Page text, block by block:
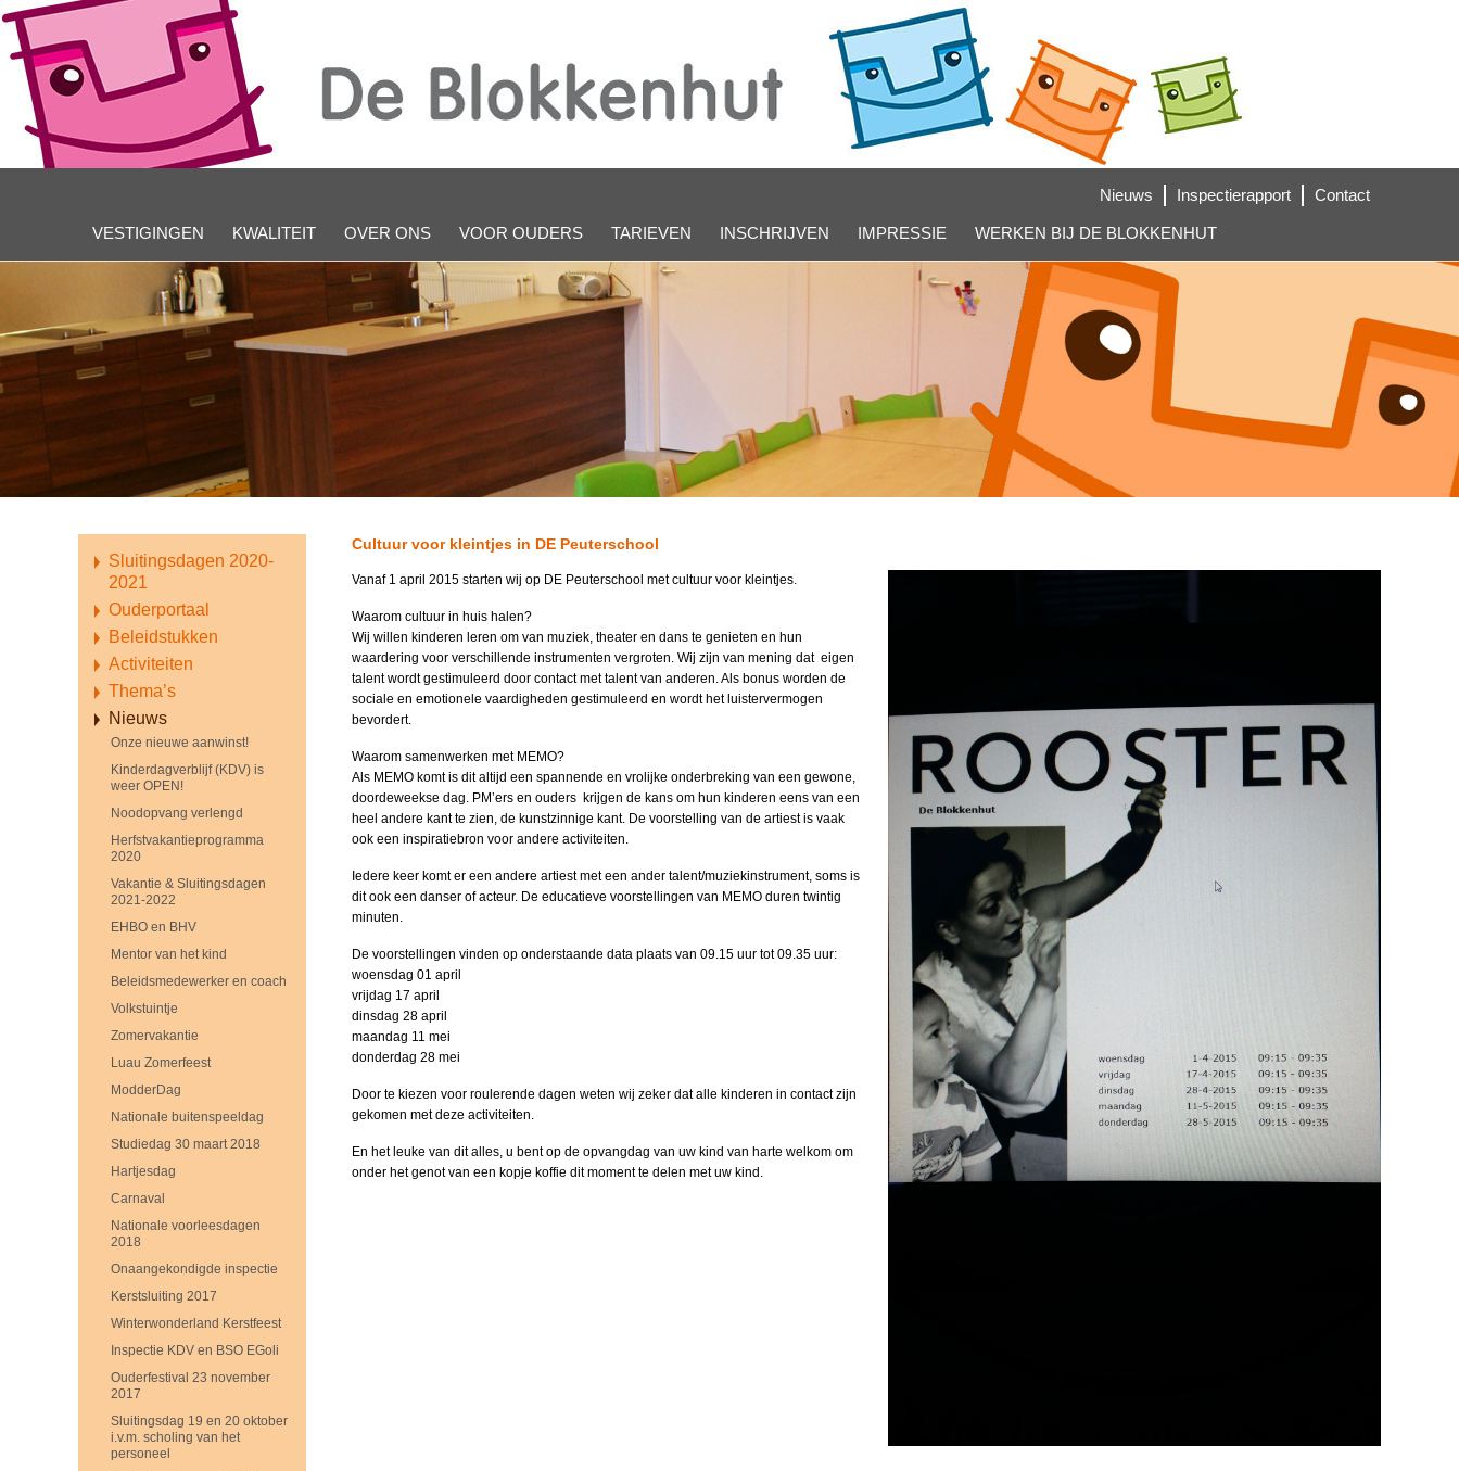
Nieuws Inspectierapport Contact
VESTIGINGEN KWALITEIT OVER ONS VOOR OUDERS TARIEVEN INSCHRIJVEN IMPRESSIE WERKEN BIJ DE BLOKKENHUT
Sluitingsdagen 2020-
2021
Ouderportaal
Beleidstukken
Activiteiten
Thema’s
Nieuws
Onze nieuwe aanwinst!
Kinderdagverblijf (KDV) is
weer OPEN!
Noodopvang verlengd
Herfstvakantieprogramma
2020
Vakantie & Sluitingsdagen
2021-2022
EHBO en BHV
Mentor van het kind
Beleidsmedewerker en coach
Volkstuintje
Zomervakantie
Luau Zomerfeest
ModderDag
Nationale buitenspeeldag
Studiedag 30 maart 2018
Hartjesdag
Carnaval
Nationale voorleesdagen
2018
Onaangekondigde inspectie
Kerstsluiting 2017
Winterwonderland Kerstfeest
Inspectie KDV en BSO EGoli
Ouderfestival 23 november
2017
Sluitingsdag 19 en 20 oktober
i.v.m. scholing van het
personeel
Cultuur voor kleintjes in DE Peuterschool
Vanaf 1 april 2015 starten wij op DE Peuterschool met cultuur voor kleintjes.
Waarom cultuur in huis halen?
Wij willen kinderen leren om van muziek, theater en dans te genieten en hun
waardering voor verschillende instrumenten vergroten. Wij zijn van mening dat eigen
talent wordt gestimuleerd door contact met talent van anderen. Als bonus worden de
sociale en emotionele vaardigheden gestimuleerd en wordt het luistervermogen
bevordert.
Waarom samenwerken met MEMO?
Als MEMO komt is dit altijd een spannende en vrolijke onderbreking van een gewone,
doordeweekse dag. PM’ers en ouders krijgen de kans om hun kinderen eens van een
heel andere kant te zien, de kunstzinnige kant. De voorstelling van de artiest is vaak
ook een inspiratiebron voor andere activiteiten.
Iedere keer komt er een andere artiest met een ander talent/muziekinstrument, soms is
dit ook een danser of acteur. De educatieve voorstellingen van MEMO duren twintig
minuten.
De voorstellingen vinden op onderstaande data plaats van 09.15 uur tot 09.35 uur:
woensdag 01 april
vrijdag 17 april
dinsdag 28 april
maandag 11 mei
donderdag 28 mei
Door te kiezen voor roulerende dagen weten wij zeker dat alle kinderen in contact zijn
gekomen met deze activiteiten.
En het leuke van dit alles, u bent op de opvangdag van uw kind van harte welkom om
onder het genot van een kopje koffie dit moment te delen met uw kind.